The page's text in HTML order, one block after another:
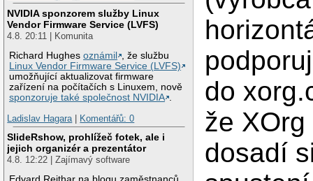
NVIDIA sponzorem služby Linux
Vendor Firmware Service (LVFS)
4.8. 20:11 | Komunita
Richard Hughesoznámil
, že službu
Linux Vendor Firmware Service (LVFS)
umožňující aktualizovat firmware
zařízení na počítačích s Linuxem, nově
sponzoruje také společnost NVIDIA .
Ladislav Hagara| Komentářů: 0
SlideRshow, prohlížeč fotek, ale i
jejich organizér a prezentátor
4.8. 12:22 | Zajímavý software
do
že
dosadí